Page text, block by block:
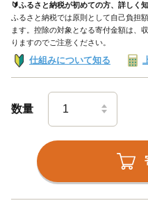
🔰ふるさと納税が初めての方、詳しく
ふるさと納税では原則として自己負担
ます。控除の対象となる寄付金額は、
りますのでご注意ください。
仕組みについて知る
数量